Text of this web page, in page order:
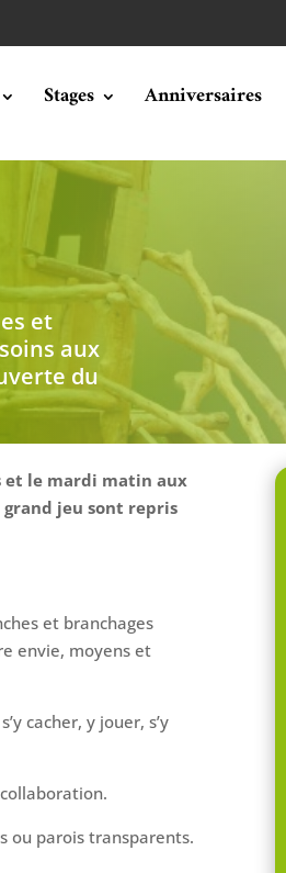
Stages Anniversaires
et
aux
du
et le mardi matin aux
jeu sont repris
et branchages
envie, moyens et
cacher, y jouer, s’y
ou parois transparents.